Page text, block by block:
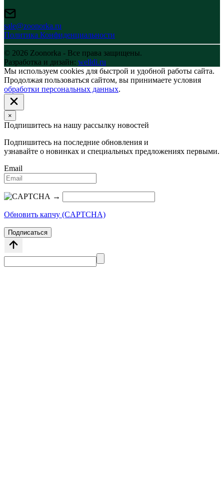
sale@zoonorka.ru
Политика Конфиденциальности
© 2026 Zoonorka - Все права защищены.
Разработка и дизайн: welldi.ru
Мы используем cookies для быстрой и удобной работы сайта.
Продолжая пользоваться сайтом, вы принимаете условия
обработки персональных данных.
×
Подпишитесь на нашу рассылку новостей
Подпишитесь на последние обновления и
узнавайте о новинках и специальных предложениях первыми.
Email
→
Обновить капчу (CAPTCHA)
Подписаться